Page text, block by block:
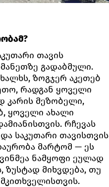
თავის
გადაბმული.
ზოგჯერ აკეთებ
რადგან ყოველი
კარის მეზობელი,
ყოველი ახალი
რჩევას
საკუთარი თავისთვის
მარტომ — ეს
ნამყოფი ეულად
ზუსტად მიხვდება, თუ